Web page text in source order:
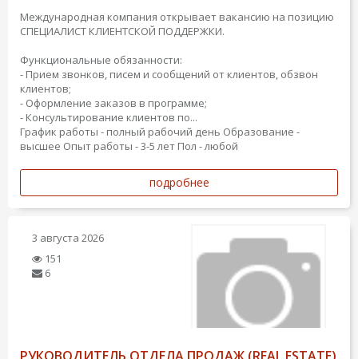
Международная компания открывает вакансию на позицию
СПЕЦИАЛИСТ КЛИЕНТСКОЙ ПОДДЕРЖКИ.
Функциональные обязанности:
- Прием звонков, писем и сообщений от клиентов, обзвон
клиентов;
- Оформление заказов в программе;
- Консультирование клиентов по...
График работы - полный рабочий день Образование -
высшее Опыт работы - 3-5 лет Пол - любой
подробнее
3 августа 2026
151
6